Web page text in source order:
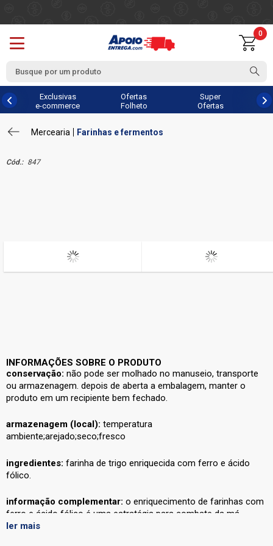
0
Exclusivas
e-commerce
Ofertas
Folheto
Super
Ofertas
Mercearia Farinhas e fermentos
Cód.: 847
INFORMAÇÕES SOBRE O PRODUTO
conservação: não pode ser molhado no manuseio, transporte
ou armazenagem. depois de aberta a embalagem, manter o
produto em um recipiente bem fechado.
armazenagem (local): temperatura
ambiente;arejado;seco;fresco
ingredientes: farinha de trigo enriquecida com ferro e ácido
fólico.
informação complementar: o enriquecimento de farinhas com
ferro e ácido fólico é uma estratégia para combate da má
formação de bebês durante a gestação e da anemia.
ler mais